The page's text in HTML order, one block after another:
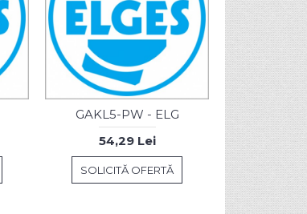
GAKL5-PW - ELG
54,29 Lei
SOLICITĂ OFERTĂ